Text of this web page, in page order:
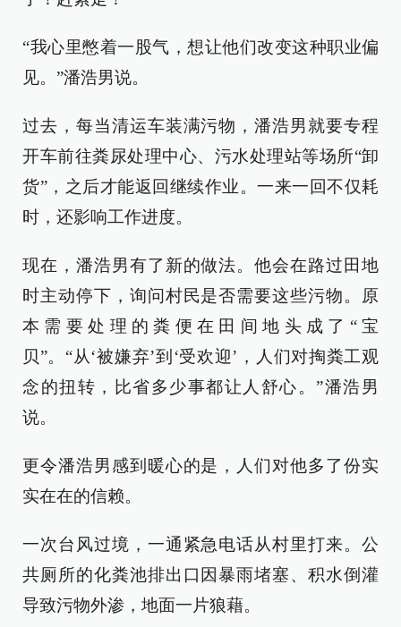
“我心里憋着一股气，想让他们改变这种职业偏
见。”潘浩男说。
过去，每当清运车装满污物，潘浩男就要专程
开车前往粪尿处理中心、污水处理站等场所“卸
货”，之后才能返回继续作业。一来一回不仅耗
时，还影响工作进度。
现在，潘浩男有了新的做法。他会在路过田地
时主动停下，询问村民是否需要这些污物。原
本需要处理的粪便在田间地头成了“宝
贝”。“从‘被嫌弃’到‘受欢迎’，人们对掏粪工观
念的扭转，比省多少事都让人舒心。”潘浩男
说。
更令潘浩男感到暖心的是，人们对他多了份实
实在在的信赖。
一次台风过境，一通紧急电话从村里打来。公
共厕所的化粪池排出口因暴雨堵塞、积水倒灌
导致污物外渗，地面一片狼藉。